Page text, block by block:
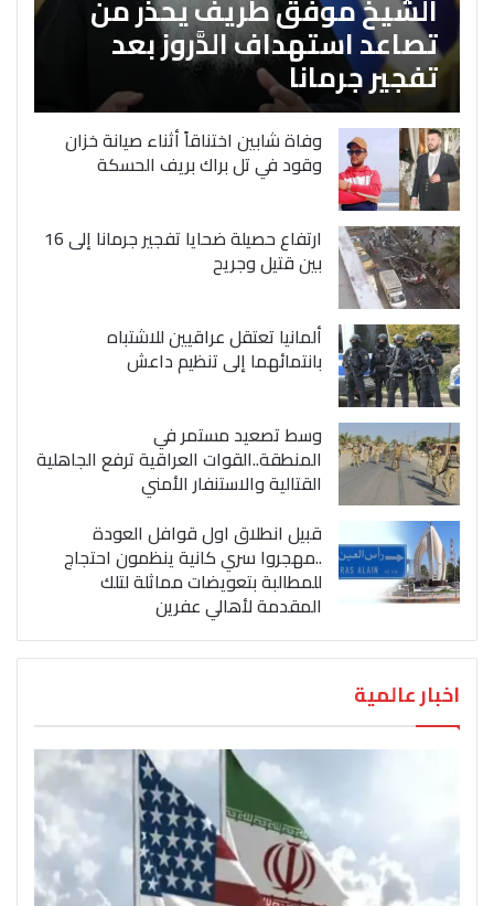
تصاعد استهداف الدَّروز بعد
تفجير جرمانا
وفاة شابين اختناقاً أثناء صيانة خزان
وقود في تل براك بريف الحسكة
ارتفاع حصيلة ضحايا تفجير جرمانا إلى 16
بين قتيل وجريح
ألمانيا تعتقل عراقيين للاشتباه
بانتمائهما إلى تنظيم داعش
وسط تصعيد مستمر في
المنطقة..القوات العراقية ترفع الجاهلية
القتالية والاستنفار الأمني
قبيل انطلاق اول قوافل العودة
..مهجروا سري كانية ينظمون احتجاج
للمطالبة بتعويضات مماثلة لتلك
المقدمة لأهالي عفرين
اخبار عالمية